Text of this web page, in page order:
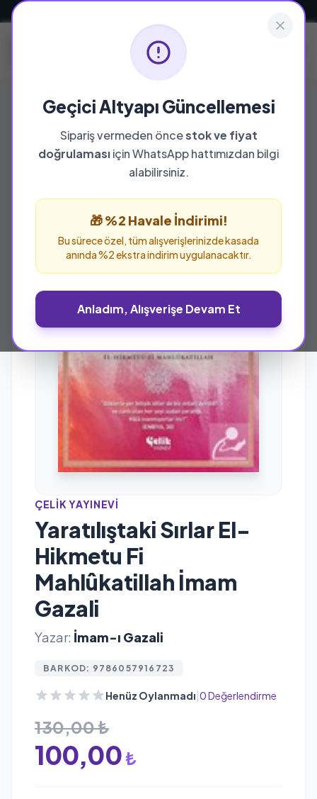
Geçici Altyapı Güncellemesi
Sipariş vermeden öncestok ve fiyat
doğrulamasıiçin WhatsApp hattımızdan bilgi
alabilirsiniz.
🎁 %2 Havale İndirimi!
Bu sürece özel, tüm alışverişlerinizde kasada
anında %2 ekstra indirim uygulanacaktır.
Anladım, Alışverişe Devam Et
%23 İNDİRİM
ÇELIK YAYINEVI
Yaratılıştaki Sırlar El-
Hikmetu Fi
Mahlûkatillah İmam
Gazali
Yazar: İmam-ı Gazali
BARKOD: 9786057916723
Henüz Oylanmadı 0 Değerlendirme
130,00 ₺
100,00 ₺